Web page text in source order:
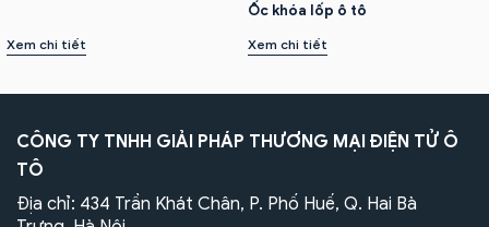
Xem chi tiết
Ốc khóa lốp ô tô
Xem chi tiết
CÔNG TY TNHH GIẢI PHÁP THƯƠNG MẠI ĐIỆN TỬ Ô
TÔ
Địa chỉ: 434 Trần Khát Chân, P. Phố Huế, Q. Hai Bà